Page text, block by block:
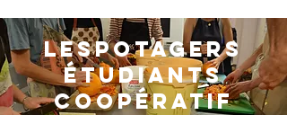
lESPOTAGERS
étudiantS
coopératif